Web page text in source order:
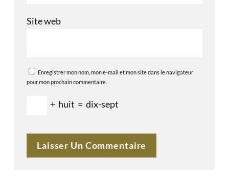
Site web
Enregistrer mon nom, mon e-mail et mon site dans le navigateur
pour mon prochain commentaire.
+ huit = dix-sept